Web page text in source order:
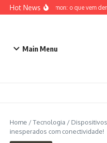
Ir para o conteúdo
Hot NewsETB Pokémon: o que vem
Main Menu
Home /Tecnologia /
inesperados com conectividade!